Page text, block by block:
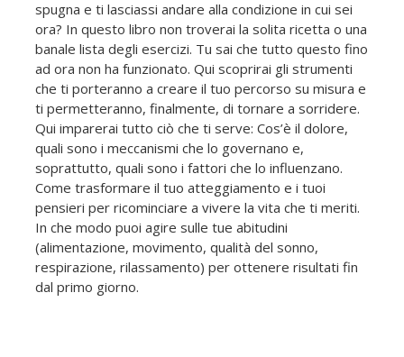
spugna e ti lasciassi andare alla condizione in cui sei
ora? In questo libro non troverai la solita ricetta o una
banale lista degli esercizi. Tu sai che tutto questo fino
ad ora non ha funzionato. Qui scoprirai gli strumenti
che ti porteranno a creare il tuo percorso su misura e
ti permetteranno, finalmente, di tornare a sorridere.
Qui imparerai tutto ciò che ti serve: Cos’è il dolore,
quali sono i meccanismi che lo governano e,
soprattutto, quali sono i fattori che lo influenzano.
Come trasformare il tuo atteggiamento e i tuoi
pensieri per ricominciare a vivere la vita che ti meriti.
In che modo puoi agire sulle tue abitudini
(alimentazione, movimento, qualità del sonno,
respirazione, rilassamento) per ottenere risultati fin
dal primo giorno.